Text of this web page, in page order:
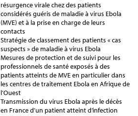
résurgence virale chez des patients
considérés guéris de maladie à virus Ebola
(MVE) et à la prise en charge de leurs
contacts
Stratégie de classement des patients « cas
suspects » de maladie à virus Ebola
Mesures de protection et de suivi pour les
professionnels de santé exposés à des
patients atteints de MVE en particulier dans
les centres de traitement Ebola en Afrique de
l’Ouest
Transmission du virus Ebola après le décès
en France d’un patient atteint d’infection